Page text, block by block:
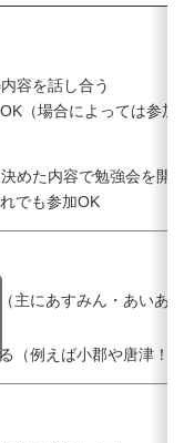
容を話し合う
（場合によっては参加
めた内容で勉強会を開
でも参加OK
主にあすみん・あいあ
（例えば小郡や唐津！）